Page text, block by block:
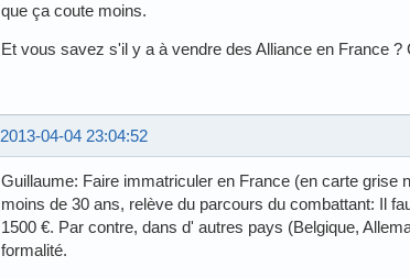
que ça coute moins.
Et vous savez s'il y a à vendre des Alliance en France
2013-04-04 23:04:52
Guillaume: Faire immatriculer en France (en carte grise
moins de 30 ans, relève du parcours du combattant: Il
1500 €. Par contre, dans d' autres pays (Belgique,
formalité.